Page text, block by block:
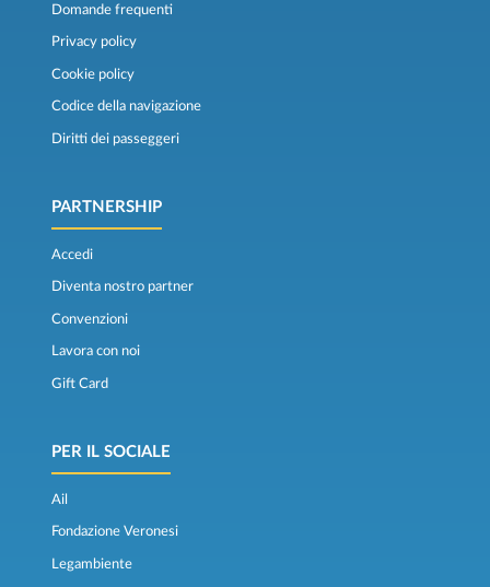
Domande frequenti
Privacy policy
Cookie policy
Codice della navigazione
Diritti dei passeggeri
PARTNERSHIP
Accedi
Diventa nostro partner
Convenzioni
Lavora con noi
Gift Card
PER IL SOCIALE
Ail
Fondazione Veronesi
Legambiente